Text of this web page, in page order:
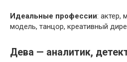
Идеальные профессии: актер,
модель, танцор, креативный
Дева — аналитик,